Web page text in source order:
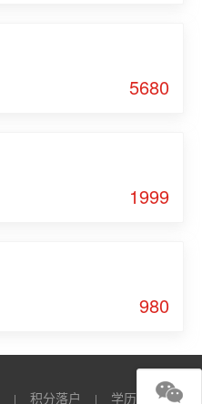
5680
1999
980
| 积分落户 | 学历 职